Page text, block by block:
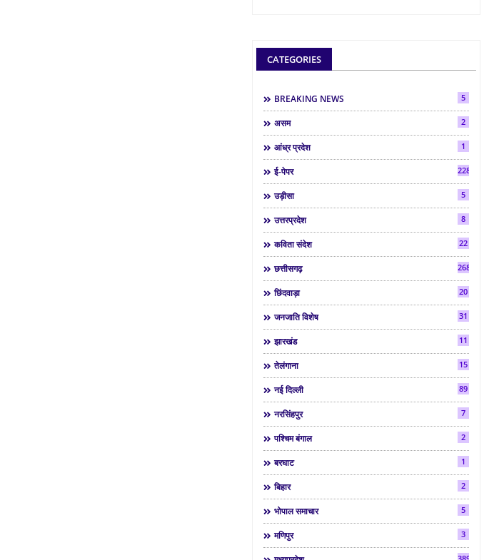
CATEGORIES
BREAKING NEWS 5
असम 2
आंध्र प्रदेश 1
ई-पेपर 2286
उड़ीसा 5
उत्तरप्रदेश 8
कविता संदेश 22
छत्तीसगढ़ 268
छिंदवाड़ा 20
जनजाति विशेष 31
झारखंड 11
तेलंगाना 15
नई दिल्ली 89
नरसिंहपुर 7
पश्चिम बंगाल 2
बरघाट 1
बिहार 2
भोपाल समाचार 5
मणिपुर 3